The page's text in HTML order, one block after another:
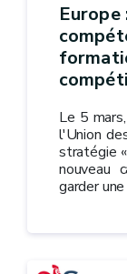
Europe
Le 5
l'Union
stratégie
nouveau
garder une